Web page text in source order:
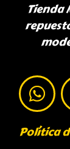
Tienda
Política